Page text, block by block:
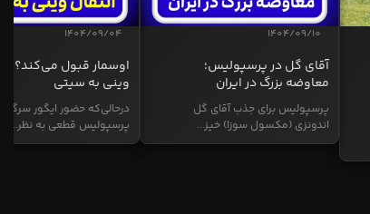
1404/09/10
آقای گل در پرسپولیس؛
معاوضه بزرگ در ایران
پرسپولیس برای جذب آقای گل
اندونزی (مکسول سوزا) خیز...
1404/09/04
اوسمار قبول می‌کند؟
وینی به سیتی
درحالی‌که حضور ایگور
پرسپولیس قطعی به نظر...